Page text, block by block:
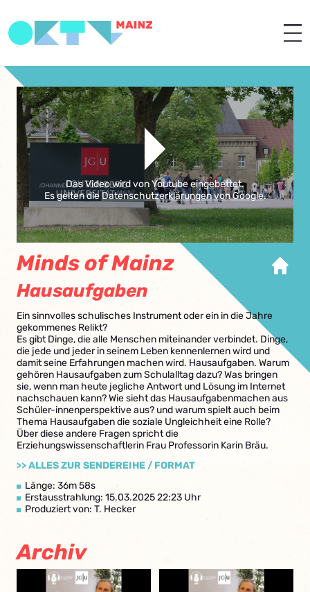
Das Video wird von Youtube eingebettet.
Es gelten dieDatenschutzerklärungen von Google.
Minds of Mainz
Hausaufgaben
Ein sinnvolles schulisches Instrument oder ein in die Jahre
gekommenes Relikt?
Es gibt Dinge, die alle Menschen miteinander verbindet. Dinge,
die jede und jeder in seinem Leben kennenlernen wird und
damit seine Erfahrungen machen wird. Hausaufgaben. Warum
gehören Hausaufgaben zum Schulalltag dazu? Was bringen
sie, wenn man heute jegliche Antwort und Lösung im Internet
nachschauen kann? Wie sieht das Hausaufgabenmachen aus
Schüler-innenperspektive aus? und warum spielt auch beim
Thema Hausaufgaben die soziale Ungleichheit eine Rolle?
Über diese andere Fragen spricht die
Erziehungswissenschaftlerin Frau Professorin Karin Bräu.
>> ALLES ZUR SENDEREIHE / FORMAT
Länge: 36m 58s
Erstausstrahlung: 15.03.2025 22:23 Uhr
Produziert von: T. Hecker
Archiv